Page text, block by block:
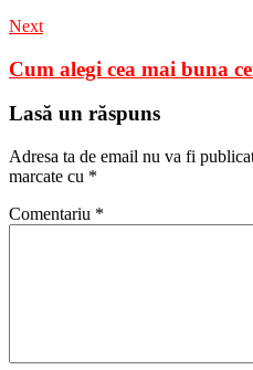
Next
Cum alegi cea mai buna
Lasă un răspuns
Adresa ta de email nu va fi
marcate cu *
Comentariu *